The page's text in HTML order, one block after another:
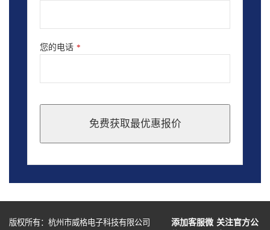
您的电话 *
免费获取最优惠报价
should
blank
版权所有：杭州市威格电子科技有限公司
添加客服微 关注官方公